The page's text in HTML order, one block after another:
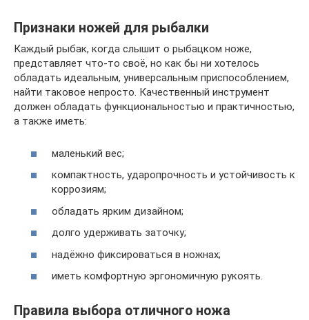
Признаки ножей для рыбалки
Каждый рыбак, когда слышит о рыбацком ноже,
представляет что-то своё, но как бы ни хотелось
обладать идеальным, универсальным приспособлением,
найти таковое непросто. Качественный инструмент
должен обладать функциональностью и практичностью,
а также иметь:
маленький вес;
компактность, ударопрочность и устойчивость к
коррозиям;
обладать ярким дизайном;
долго удерживать заточку;
надёжно фиксироваться в ножнах;
иметь комфортную эргономичную рукоять.
Правила выбора отличного ножа